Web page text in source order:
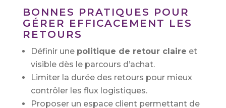
BONNES PRATIQUES POUR
GÉRER EFFICACEMENT LES
RETOURS
Définir une politique de retour claire et
visible dès le parcours d’achat.
Limiter la durée des retours pour mieux
contrôler les flux logistiques.
Proposer un espace client permettant de